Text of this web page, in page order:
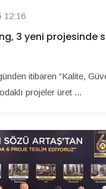
12:16
3 yeni projesinde
itibaren “Kalite,
projeler üret ...